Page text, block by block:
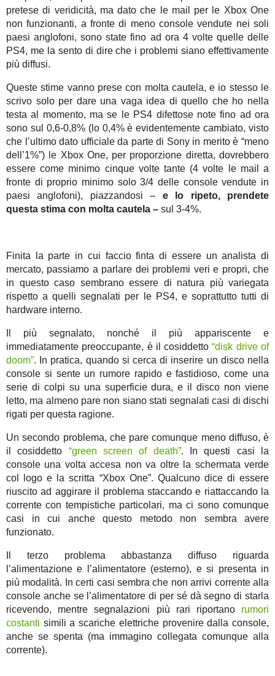
pretese di veridicità, ma dato che le mail per le Xbox One
non funzionanti, a fronte di meno console vendute nei soli
paesi anglofoni, sono state fino ad ora 4 volte quelle delle
PS4, me la sento di dire che i problemi siano effettivamente
più diffusi.
Queste stime vanno prese con molta cautela, e io stesso le
scrivo solo per dare una vaga idea di quello che ho nella
testa al momento, ma se le PS4 difettose note fino ad ora
sono sul 0,6-0,8% (lo 0,4% è evidentemente cambiato, visto
che l’ultimo dato ufficiale da parte di Sony in merito è “meno
dell’1%”) le Xbox One, per proporzione diretta, dovrebbero
essere come minimo cinque volte tante (4 volte le mail a
fronte di proprio minimo solo 3/4 delle console vendute in
paesi anglofoni), piazzandosi – e lo ripeto, prendete
questa stima con molta cautela – sul 3-4%.
Finita la parte in cui faccio finta di essere un analista di
mercato, passiamo a parlare dei problemi veri e propri, che
in questo caso sembrano essere di natura più variegata
rispetto a quelli segnalati per le PS4, e soprattutto tutti di
hardware interno.
Il più segnalato, nonché il più appariscente e
immediatamente preoccupante, è il cosiddetto“disk drive of
doom”. In pratica, quando si cerca di inserire un disco nella
console si sente un rumore rapido e fastidioso, come una
serie di colpi su una superficie dura, e il disco non viene
letto, ma almeno pare non siano stati segnalati casi di dischi
rigati per questa ragione.
Un secondo problema, che pare comunque meno diffuso, è
il cosiddetto “green screen of death”. In questi casi la
console una volta accesa non va oltre la schermata verde
col logo e la scritta “Xbox One”. Qualcuno dice di essere
riuscito ad aggirare il problema staccando e riattaccando la
corrente con tempistiche particolari, ma ci sono comunque
casi in cui anche questo metodo non sembra avere
funzionato.
Il terzo problema abbastanza diffuso riguarda
l’alimentazione e l’alimentatore (esterno), e si presenta in
più modalità. In certi casi sembra che non arrivi corrente alla
console anche se l’alimentatore di per sé dà segno di starla
ricevendo, mentre segnalazioni più rari riportano rumori
costanti simili a scariche elettriche provenire dalla console,
anche se spenta (ma immagino collegata comunque alla
corrente).